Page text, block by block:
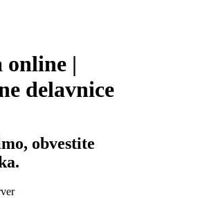
online |
delavnice
obvestite